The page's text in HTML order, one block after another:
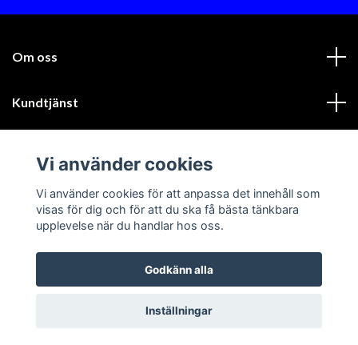
Om oss
Kundtjänst
Sociala medier
© 2026 GIK Racing AB
Vi använder cookies
Vi använder cookies för att anpassa det innehåll som
visas för dig och för att du ska få bästa tänkbara
upplevelse när du handlar hos oss.
Godkänn alla
Inställningar